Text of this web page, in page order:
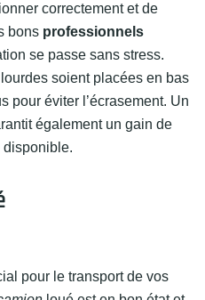
correctement et de
bons professionnels
se passe sans stress.
soient placées en bas
pour éviter l’écrasement. Un
également un gain de
disponible.
pour le transport de vos